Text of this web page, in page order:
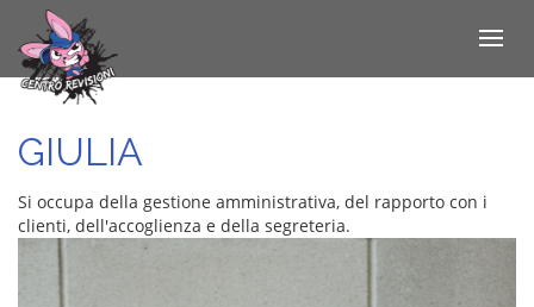
Salta
contenuto
principale
Toggle
GIULIA
Si occupa della gestione amministrativa, del rapporto con i
clienti, dell'accoglienza e della segreteria.